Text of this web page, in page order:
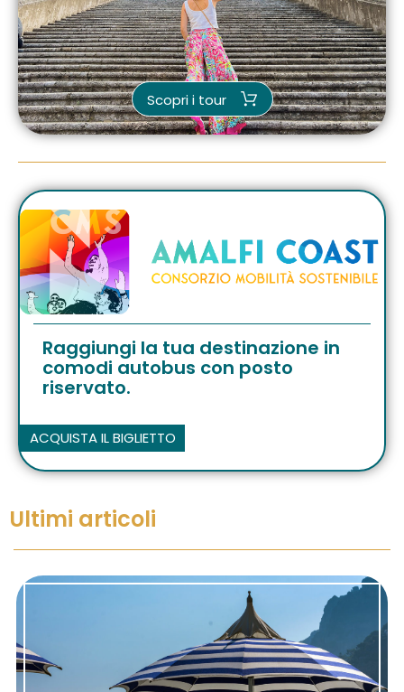
Scopri i tour
Raggiungi la tua destinazione in
comodi autobus con posto
riservato.
ACQUISTA IL BIGLIETTO
Ultimi articoli